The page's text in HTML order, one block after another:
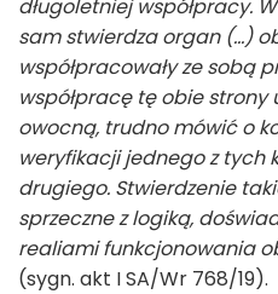
długoletniej współpracy.
sam stwierdza organ (…)
współpracowały ze sobą
współpracę tę obie strony
owocną, trudno mówić o
weryfikacji jednego z tych
drugiego. Stwierdzenie
sprzeczne z logiką,
realiami funkcjonowania
(sygn. akt I SA/Wr 768/19).